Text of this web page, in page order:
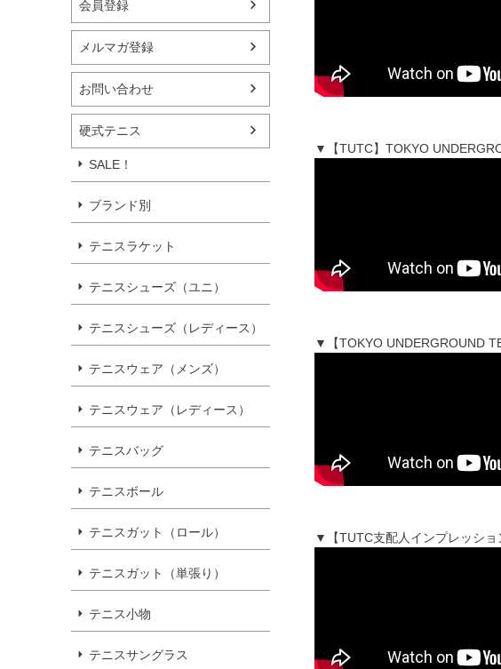
会員登録
メルマガ登録
お問い合わせ
硬式テニス
SALE！
ブランド別
テニスラケット
テニスシューズ（ユニ）
テニスシューズ（レディース）
テニスウェア（メンズ）
テニスウェア（レディース）
テニスバッグ
テニスボール
テニスガット（ロール）
テニスガット（単張り）
テニス小物
テニスサングラス
▼【TUTC】TOKYO
▼【TOKYO UNDERGROUND
▼【TUTC支配人インプレッシ